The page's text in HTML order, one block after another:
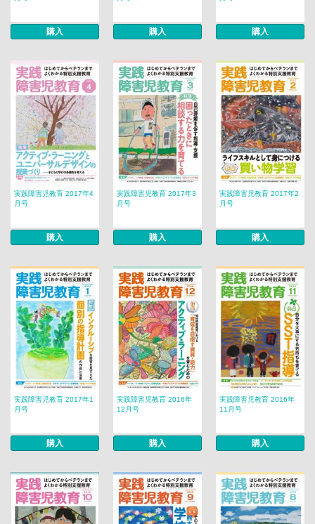
購入 購入 購入
実践障害児教育 2017年4
月号
購入
実践障害児教育 2017年3
月号
購入
実践障害児教育 2017年2
月号
購入
実践障害児教育 2017年1
月号
購入
実践障害児教育 2016年
12月号
購入
実践障害児教育 2016年
11月号
購入